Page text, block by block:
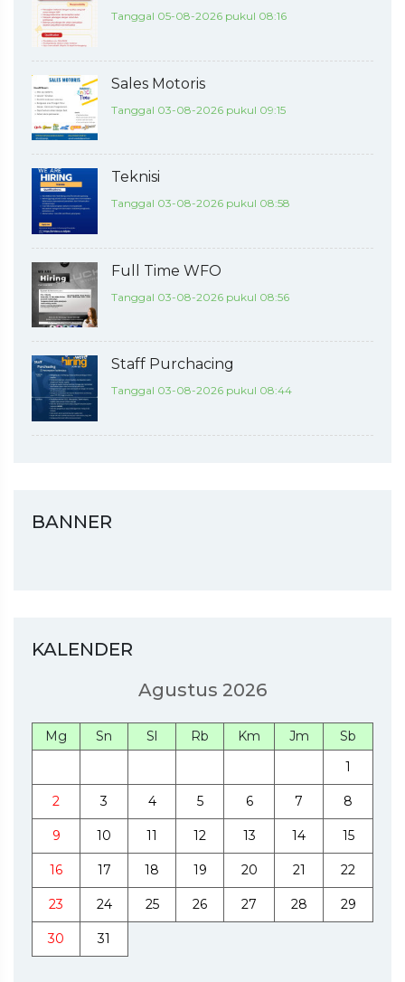
Tanggal 05-08-2026 pukul 08:16
Sales Motoris
Tanggal 03-08-2026 pukul 09:15
Teknisi
Tanggal 03-08-2026 pukul 08:58
Full Time WFO
Tanggal 03-08-2026 pukul 08:56
Staff Purchacing
Tanggal 03-08-2026 pukul 08:44
BANNER
KALENDER
Agustus 2026
Mg Sn Sl Rb Km Jm
Sb
1
2 3 4 5 6 7 8
9 10 11 12 13 14 15
16 17 18 19 20 21 22
23 24 25 26 27 28 29
30 31